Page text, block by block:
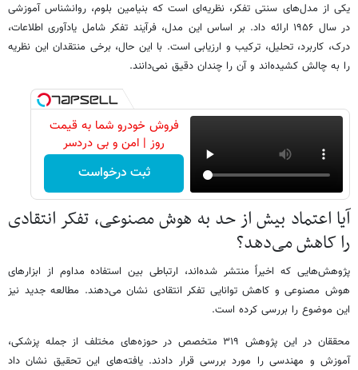
یکی از مدل‌های سنتی تفکر، نظریه‌ای است که بنیامین بلوم، روانشناس آموزشی
در سال ۱۹۵۶ ارائه داد. بر اساس این مدل، فرآیند تفکر شامل یادآوری اطلاعات،
درک، کاربرد، تحلیل، ترکیب و ارزیابی است. با این حال، برخی منتقدان این نظریه
را به چالش کشیده‌اند و آن را چندان دقیق نمی‌دانند.
فروش خودرو شما به قیمت
روز | امن و بی دردسر
ثبت درخواست
آیا اعتماد بیش از حد به هوش مصنوعی، تفکر انتقادی
را کاهش می‌دهد؟
پژوهش‌هایی که اخیراً منتشر شده‌اند، ارتباطی بین استفاده مداوم از ابزارهای
هوش مصنوعی و کاهش توانایی تفکر انتقادی نشان می‌دهند. مطالعه جدید نیز
این موضوع را بررسی کرده است.
محققان در این پژوهش ۳۱۹ متخصص در حوزه‌های مختلف از جمله پزشکی،
آموزش و مهندسی را مورد بررسی قرار دادند. یافته‌های این تحقیق نشان داد